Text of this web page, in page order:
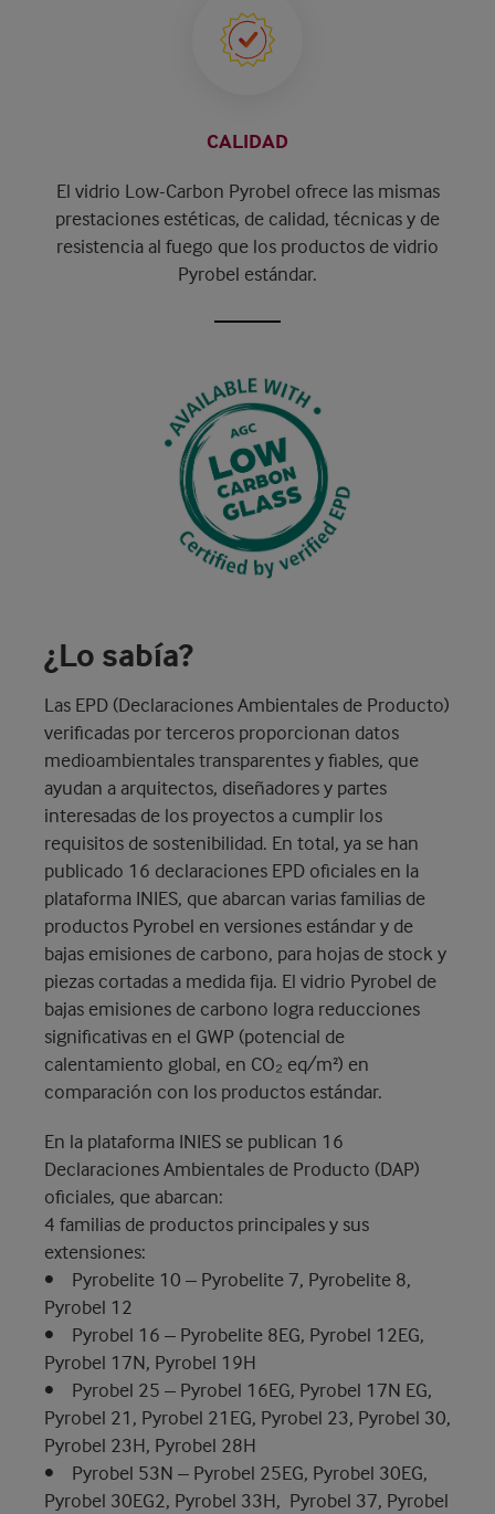
CALIDAD
El vidrio Low-Carbon Pyrobel ofrece las mismas
prestaciones estéticas, de calidad, técnicas y de
resistencia al fuego que los productos de vidrio
Pyrobel estándar.
¿Lo sabía?
Las EPD (Declaraciones Ambientales de Producto)
verificadas por terceros proporcionan datos
medioambientales transparentes y fiables, que
ayudan a arquitectos, diseñadores y partes
interesadas de los proyectos a cumplir los
requisitos de sostenibilidad. En total, ya se han
publicado 16 declaraciones EPD oficiales en la
plataforma INIES, que abarcan varias familias de
productos Pyrobel en versiones estándar y de
bajas emisiones de carbono, para hojas de stock y
piezas cortadas a medida fija. El vidrio Pyrobel de
bajas emisiones de carbono logra reducciones
significativas en el GWP (potencial de
calentamiento global, en CO₂ eq/m²) en
comparación con los productos estándar.
En la plataforma INIES se publican 16
Declaraciones Ambientales de Producto (DAP)
oficiales, que abarcan:
4 familias de productos principales y sus
extensiones:
• Pyrobelite 10 – Pyrobelite 7, Pyrobelite 8,
Pyrobel 12
• Pyrobel 16 – Pyrobelite 8EG, Pyrobel 12EG,
Pyrobel 17N, Pyrobel 19H
• Pyrobel 25 – Pyrobel 16EG, Pyrobel 17N EG,
Pyrobel 21, Pyrobel 21EG, Pyrobel 23, Pyrobel 30,
Pyrobel 23H, Pyrobel 28H
• Pyrobel 53N – Pyrobel 25EG, Pyrobel 30EG,
Pyrobel 30EG2, Pyrobel 33H, Pyrobel 37, Pyrobel